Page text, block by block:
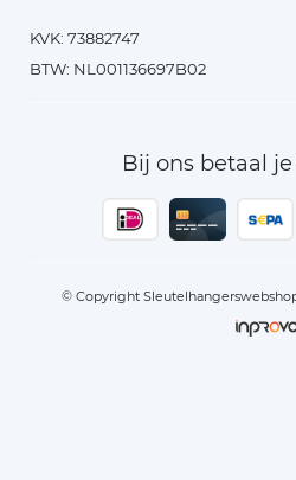
KVK: 73882747
BTW: NL001136697B02
Bij ons betaal
© Copyright